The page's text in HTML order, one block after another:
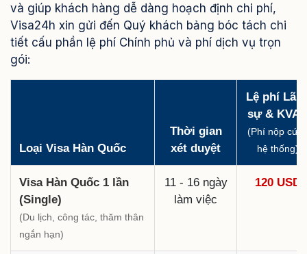
và giúp khách hàng dễ dàng hoạch định chi phí,
Visa24h xin gửi đến Quý khách bảng bóc tách chi
tiết cấu phần lệ phí Chính phủ và phí dịch vụ trọn
gói:
Loại Visa Hàn Quốc
Thời gian
xét duyệt
Lệ phí
sự &
(Phí nộp
hệ thống)
Visa Hàn Quốc 1 lần
(Single)
(Du lịch, công tác, thăm thân
ngắn hạn)
11 - 16 ngày
làm việc
120 USD